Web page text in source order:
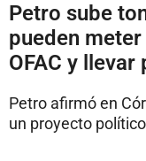
Petro sube
pueden
OFAC y
Petro afirmó en
un proyecto